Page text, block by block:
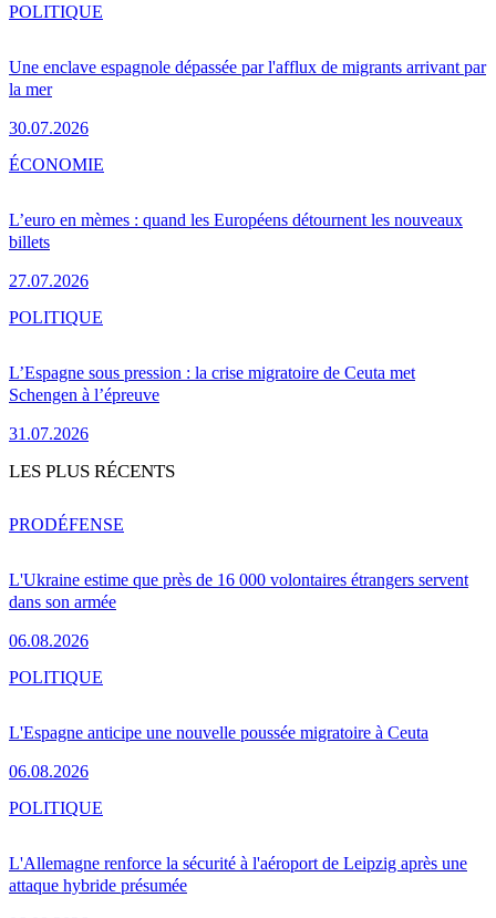
Une enclave espagnole dépassée par l'afflux de migrants arrivant par
la mer
30.07.2026
POLITIQUE
L’euro en mèmes : quand les Européens détournent les nouveaux
billets
27.07.2026
ÉCONOMIE
L’Espagne sous pression : la crise migratoire de Ceuta met
Schengen à l’épreuve
31.07.2026
POLITIQUE
LES PLUS RÉCENTS
L'Ukraine estime que près de 16 000 volontaires étrangers servent
dans son armée
06.08.2026
PRODÉFENSE
L'Espagne anticipe une nouvelle poussée migratoire à Ceuta
06.08.2026
POLITIQUE
L'Allemagne renforce la sécurité à l'aéroport de Leipzig après une
attaque hybride présumée
POLITIQUE